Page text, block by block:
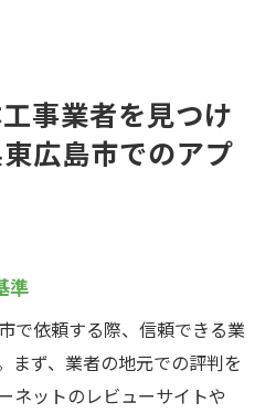
事業者を見つけ
広島市でのアプ
準
で依頼する際、信頼できる業
まず、業者の地元での評判を
ネットのレビューサイトや